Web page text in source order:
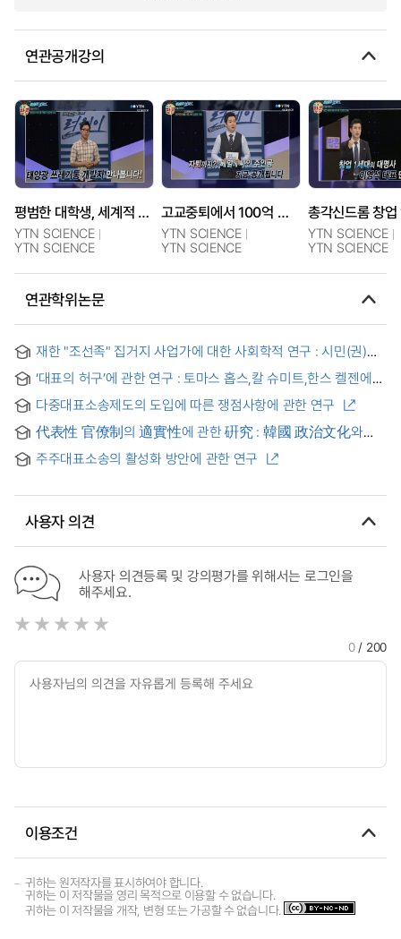
연관공개강의
평범한 대학생, 세계적 사업가 되다! 태양광 쓰레기통 개발자 권순범 대표
YTN SCIENCE
YTN SCIENCE
고교중퇴에서 100억 원 매출 사업가로! 김영문 대표
YTN SCIENCE
YTN SCIENCE
YTN SCIENCE
YTN SCIENCE
연관학위논문
재한 "조선족" 집거지 사업가에 대한 사회학적 연구 : 시민(권)적
지위와 계급적 지위의 상호작용을 중심으로
‘대표의 허구’에 관한 연구 : 토마스 홉스,칼 슈미트,한스 켈젠에게
있어서의 대리와 현시의 대표 이론 = On the Fiction of
Representation: Delegation and Presentation in the Theory
of Political Representation in Thomas Hobbes, Carl Schmitt
and Hans Kelsen
다중대표소송제도의 도입에 따른 쟁점사항에 관한 연구
代表性 官僚制의 適實性에 관한 硏究 : 韓國 政治文化와
行政文化의 主要定向을 中心으로
주주대표소송의 활성화 방안에 관한 연구
사용자 의견
사용자 의견등록 및 강의평가를 위해서는 로그인을
해주세요.
0/ 200
이용조건
귀하는 원저작자를 표시하여야 합니다.
귀하는 이 저작물을 영리 목적으로 이용할 수 없습니다.
귀하는 이 저작물을 개작, 변형 또는 가공할 수 없습니다.